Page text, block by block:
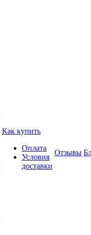
Как купить
Оплата
Условия
доставки
Отзывы